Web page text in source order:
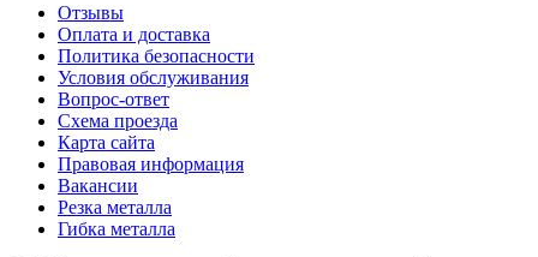
Отзывы
Оплата и доставка
Политика безопасности
Условия обслуживания
Вопрос-ответ
Схема проезда
Карта сайта
Правовая информация
Вакансии
Резка металла
Гибка металла